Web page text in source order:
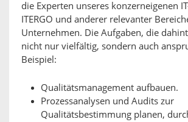
die Experten unseres konzerneigenen
ITERGO und anderer relevanter
Unternehmen. Die Aufgaben, die
nicht nur vielfältig, sondern auch
Beispiel:
Qualitätsmanagement aufbauen.
Prozessanalysen und Audits zur
Qualitätsbestimmung planen,